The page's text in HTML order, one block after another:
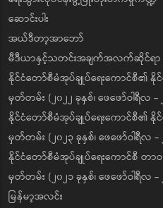
ဆောင်းပါး
အယ်ဒီတာ့အာဘော်
မီဒီယာနှင့်သတင်းအချက်အလက်ဆိုင်ရ
နိုင်ငံတော်စီမံအုပ်ချုပ်ရေးကောင်စီ၏
မှတ်တမ်း (၂၀၂၂ ခုနှစ်၊ ဖေဖော်ဝါရီလ -
နိုင်ငံတော်စီမံအုပ်ချုပ်ရေးကောင်စီ၏
မှတ်တမ်း (၂၀၂၃ ခုနှစ်၊ ဖေဖော်ဝါရီလ -
နိုင်ငံတော်စီမံအုပ်ချုပ်ရေးကောင်စီ
မှတ်တမ်း (၂၀၂၁ ခုနှစ်၊ ဖေဖော်ဝါရီလ
မြန်မာ့အလင်း